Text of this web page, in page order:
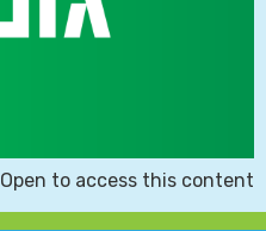
Open to access this content